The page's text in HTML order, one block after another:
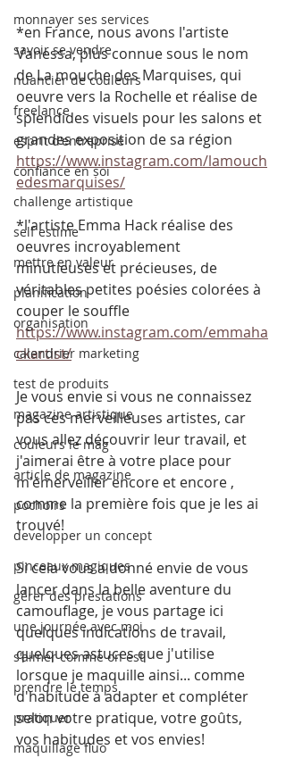
monnayer ses services
savoir se vendre
nuancier de couleurs
freelance
esprit d'entreprise
confiance en soi
challenge artistique
self estime
mettre en valeur
planification
organisation
calendrier marketing
test de produits
magazine artistique
couleurs le mag
article de magazine
pochoirs
developper un concept
pinceaux magiques
gérer des prestations
une journée avec moi
s'aimer comme on est
prendre le temps
pratiquer
maquillage fluo
*en France, nous avons l'artiste
Vanessa, plus connue sous le nom
de La mouche des Marquises, qui
oeuvre vers la Rochelle et réalise de
splendides visuels pour les salons et
grandes exposition de sa région
https://www.instagram.com/lamouch
edesmarquises/
*l'artiste Emma Hack réalise des
oeuvres incroyablement
minutieuses et précieuses, de
véritables petites poésies colorées à
couper le souffle
https://www.instagram.com/emmaha
ckartist/
Je vous envie si vous ne connaissez
pas ces merveilleuses artistes, car
vous allez découvrir leur travail, et
j'aimerai être à votre place pour
m'émerveiller encore et encore ,
comme la première fois que je les ai
trouvé!
Si cela vous a donné envie de vous
lancer dans la belle aventure du
camouflage, je vous partage ici
quelques indications de travail,
quelques astuces que j'utilise
lorsque je maquille ainsi... comme
d'habitude à adapter et compléter
selon votre pratique, votre goûts,
vos habitudes et vos envies!